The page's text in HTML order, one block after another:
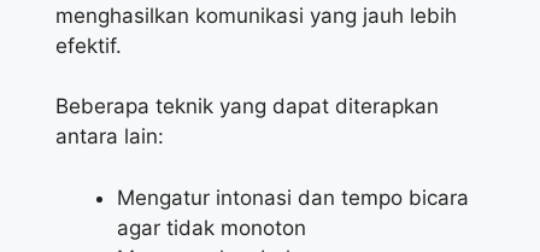
menghasilkan komunikasi yang jauh lebih
efektif.
Beberapa teknik yang dapat diterapkan
antara lain:
Mengatur intonasi dan tempo bicara
agar tidak monoton